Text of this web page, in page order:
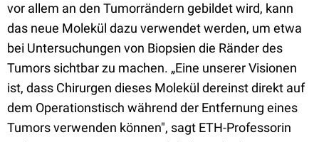
vor allem an den Tumorrändern gebildet wird, kann
das neue Molekül dazu verwendet werden, um etwa
bei Untersuchungen von Biopsien die Ränder des
Tumors sichtbar zu machen. „Eine unserer Visionen
ist, dass Chirurgen dieses Molekül dereinst direkt auf
dem Operationstisch während der Entfernung eines
Tumors verwenden können", sagt ETH-Professorin